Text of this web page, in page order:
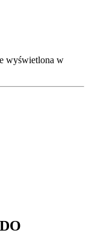
wyświetlona w